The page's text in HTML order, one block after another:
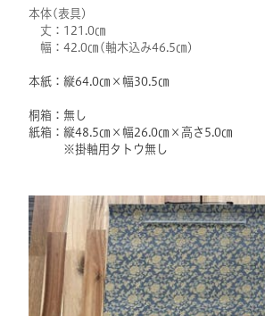
本体(表具)
丈： 121.0㎝
幅： 42.0㎝(軸木込み46.5㎝)
本紙： 縦64.0㎝×幅30.5㎝
桐箱：無し
紙箱： 縦48.5㎝×幅26.0㎝×高さ5.0㎝
※掛軸用タトウ無し